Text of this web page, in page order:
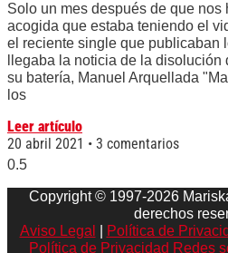
Solo un mes después de que nos
acogida que estaba teniendo el
el reciente single que publicaban
llegaba la noticia de la
su batería, Manuel Arquellada
los
Leer artículo
20 abril 2021
3 comentarios
Copyright © 1997-2026
derechos
Aviso Legal
Política de
Política de Privacidad Redes